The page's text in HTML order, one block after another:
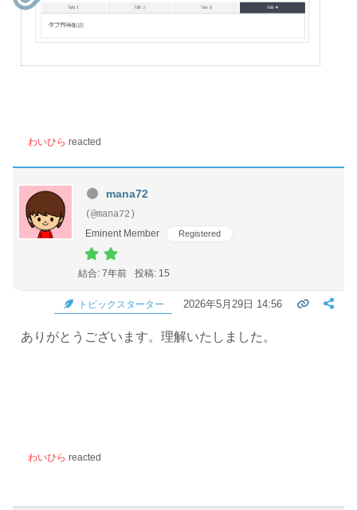
わいひら reacted
mana72
(@mana72)
Eminent Member
Registered
結合: 7年前 投稿: 15
トピックスターター 2026年5月29日 14:56
ありがとうございます。理解いたしました。
わいひら reacted